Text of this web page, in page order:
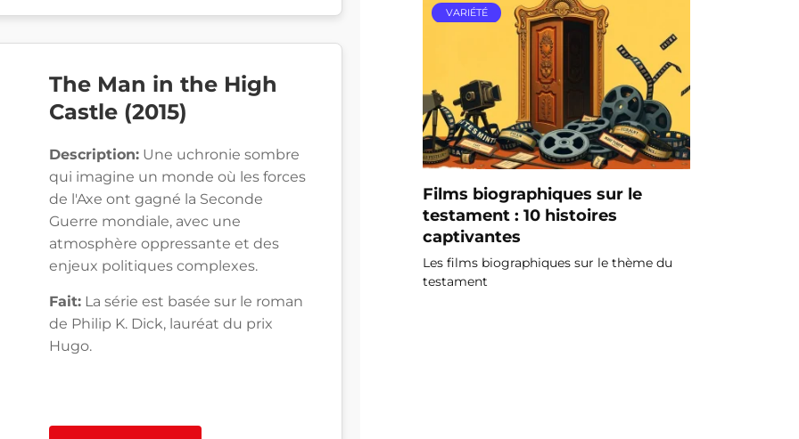
The Man in the High
Castle (2015)
Description: Une uchronie sombre
qui imagine un monde où les forces
de l'Axe ont gagné la Seconde
Guerre mondiale, avec une
atmosphère oppressante et des
enjeux politiques complexes.
Fait: La série est basée sur le roman
de Philip K. Dick, lauréat du prix
Hugo.
VARIÉTÉ
Films biographiques sur le
testament : 10 histoires
captivantes
Les films biographiques sur le thème du
testament